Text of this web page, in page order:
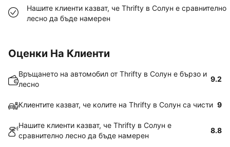
Нашите клиенти казват, че Thrifty в Солун е сравнително
лесно да бъде намерен
Оценки На Клиенти
Връщането на автомобил от Thrifty в Солун е бързо и
лесно
9.2
Клиентите казват, че колите на Thrifty в Солун са чисти 9
Нашите клиенти казват, че Thrifty в Солун е
сравнително лесно да бъде намерен
8.8